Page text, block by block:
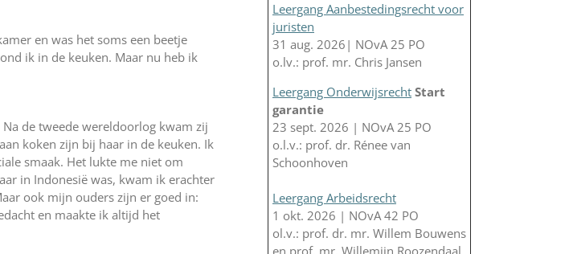
en was het soms een beetje
ik in de keuken. Maar nu heb ik
de tweede wereldoorlog kwam zij
koken zijn bij haar in de keuken. Ik
smaak. Het lukte me niet om
in Indonesië was, kwam ik erachter
ook mijn ouders zijn er goed in:
en maakte ik altijd het
Leergang Aanbestedingsrecht voor
juristen
31 aug. 2026| NOvA 25 PO
o.lv.: prof. mr. Chris Jansen
Leergang Onderwijsrecht Start
garantie
23 sept. 2026 | NOvA 25 PO
o.l.v.: prof. dr. Rénee van
Schoonhoven
Leergang Arbeidsrecht
1 okt. 2026 | NOvA 42 PO
ol.v.: prof. dr. mr. Willem Bouwens